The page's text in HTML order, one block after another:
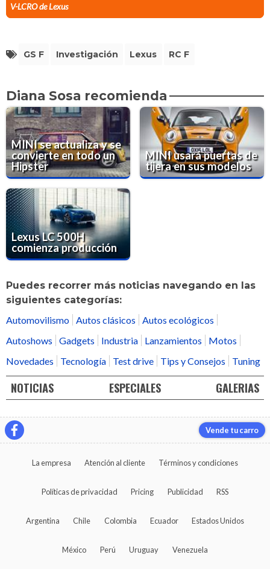
V-LCRO de Lexus
GS F Investigación Lexus RC F
Diana Sosa recomienda
MINI se actualiza y se
convierte en todo un
Hipster
MINI usará puertas de
tijera en sus modelos
Lexus LC 500H
comienza producción
Puedes recorrer más noticias navegando en las
siguientes categorías:
Automovilismo Autos clásicos
Autos ecológicos
Autoshows
Gadgets Industria Lanzamientos
Motos
Novedades
Tecnología Test drive Tips y Consejos Tuning
NOTICIAS ESPECIALES GALERIAS
Vende tu carro
La empresa Atención al cliente Términos y condiciones
Políticas de privacidad Pricing Publicidad RSS
Argentina Chile Colombia Ecuador Estados Unidos
México Perú Uruguay Venezuela